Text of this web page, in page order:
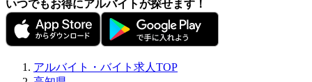
いつでもお得にアルバイトが探せます！
アルバイト・バイト求人TOP